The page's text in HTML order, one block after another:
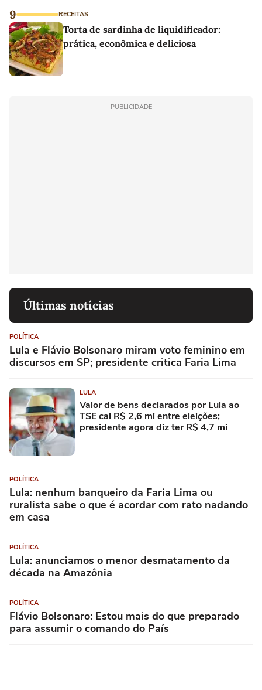
9 RECEITAS
Torta de sardinha de liquidificador:
prática, econômica e deliciosa
PUBLICIDADE
Últimas notícias
POLÍTICA
Lula e Flávio Bolsonaro miram voto feminino em
discursos em SP; presidente critica Faria Lima
LULA
Valor de bens declarados por Lula ao
TSE cai R$ 2,6 mi entre eleições;
presidente agora diz ter R$ 4,7 mi
POLÍTICA
Lula: nenhum banqueiro da Faria Lima ou
ruralista sabe o que é acordar com rato nadando
em casa
POLÍTICA
Lula: anunciamos o menor desmatamento da
década na Amazônia
POLÍTICA
Flávio Bolsonaro: Estou mais do que preparado
para assumir o comando do País